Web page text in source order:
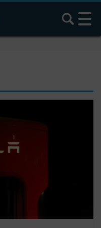
Hledat